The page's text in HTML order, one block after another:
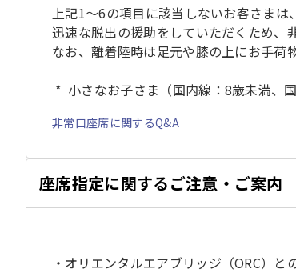
上記1〜6の項目に該当しないお客さまは
迅速な脱出の援助をしていただくため、
なお、離着陸時は足元や膝の上にお手荷
小さなお子さま（国内線：8歳未満、
非常口座席に関するQ&A
座席指定に関するご注意・ご案内
オリエンタルエアブリッジ（ORC）と